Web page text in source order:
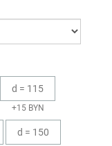
d = 115
+15 BYN
d = 150